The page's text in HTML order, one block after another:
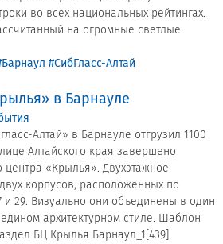
Sibglass Trade
документация
во всех национальных рейтингах.
на огромные светлые
#СибГласс-Алтай
в Барнауле
Алтай» в Барнауле отгрузил 1100
Алтайского края завершено
центра «Крылья». Двухэтажное
корпусов, расположенных по
и 29. Визуально они объединены в один
архитектурном стиле. Шаблон
БЦ Крылья Барнаул_1[439]